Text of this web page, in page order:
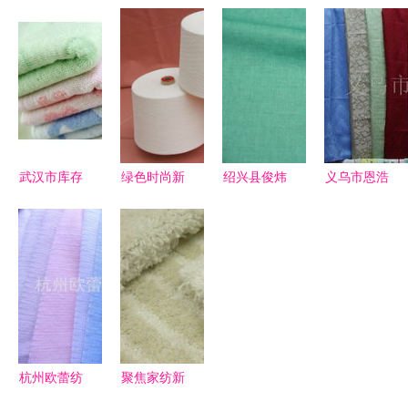
磨“水蜜
桃”面料
——东莞市
彬峰纺织品
详解
织品及原料
批发领域的
纺织品后整
理的六大核
质与创新的
纺织之路
武汉市库存
批发市场
供应、厂家
与采购指南
绿色时尚新
纺织品市场
的巨大潜力
与未来展望
绍兴县俊炜
义乌市恩浩
杭州欧蕾纺
聚焦家纺新